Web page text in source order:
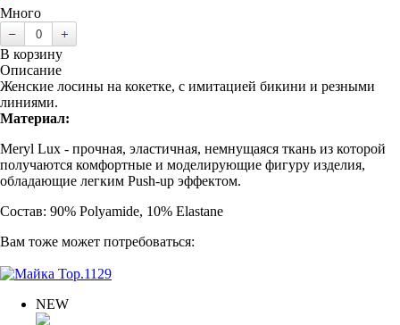
Много
В корзину
Описание
Женские лосины на кокетке, с имитацией бикини и резными
линиями.
Материал:
Meryl Lux - прочная, эластичная, немнущаяся ткань из которой
получаются комфортные и моделирующие фигуру изделия,
обладающие легким Push-up эффектом.
Состав: 90% Polyamide, 10% Elastane
Вам тоже может потребоваться:
NEW